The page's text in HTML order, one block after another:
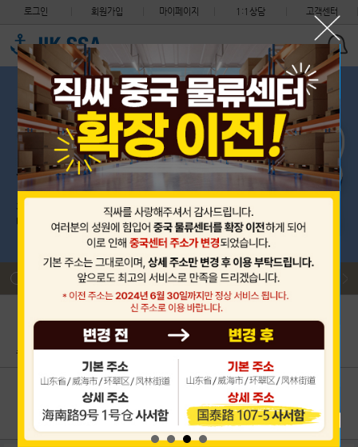
로그인 회원가입 마이페이지 1:1상담 고객센터
세관 지침 안내 (지식재산권 침해 화물의 처리절차 변경)
착불 도착 택배 비용 환율적용 안내
제헌절 (7월 17일) CS 센터 휴무 안내, 중국센터는 정상근무입…
해상 운송요금 및 적립금 정책 변경 안내
2026년 중국 단오절 휴무 안내 (6월 19일 선적없음)
2026년 6월 3일 수요일 제9회 지방선거 (한국 CS센터 휴무)
세관 지침 안내 (지식재산권 침해 화물의 처리절차 변경)
필독 착불 도착 택배 비용 환율적용 안내
초보자 이용안내 배송대행 신청 구매대행 신청 출항 스케줄
이용후기 1:1상담 공지사항 고객센터